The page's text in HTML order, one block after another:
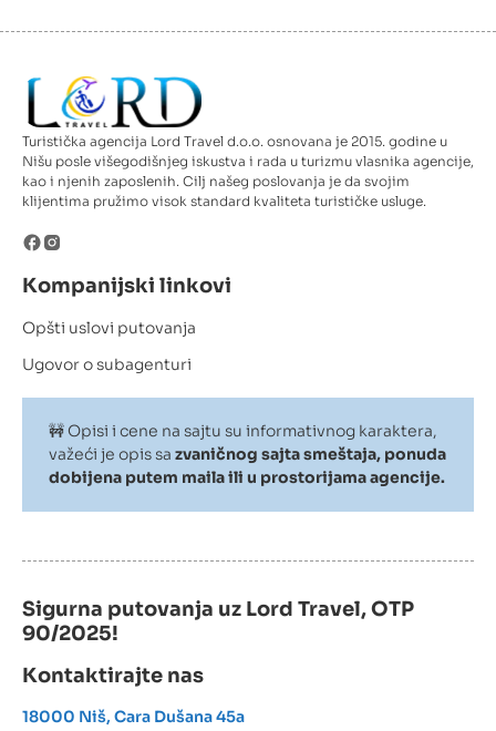
Turistička agencija Lord Travel d.o.o. osnovana je 2015. godine u
Nišu posle višegodišnjeg iskustva i rada u turizmu vlasnika agencije,
kao i njenih zaposlenih. Cilj našeg poslovanja je da svojim
klijentima pružimo visok standard kvaliteta turističke usluge.
Kompanijski linkovi
Opšti uslovi putovanja
Ugovor o subagenturi
🚧 Opisi i cene na sajtu su informativnog karaktera,
važeći je opis sa zvaničnog sajta smeštaja, ponuda
dobijena putem maila ili u prostorijama agencije.
Sigurna putovanja uz Lord Travel, OTP
90/2025!
Kontaktirajte nas
18000 Niš, Cara Dušana 45a